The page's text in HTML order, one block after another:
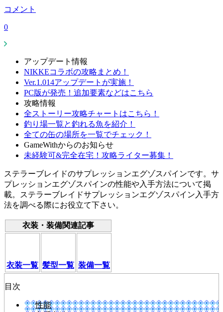
コメント
0
アップデート情報
NIKKEコラボの攻略まとめ！
Ver.1.014アップデートが実施！
PC版が発売！追加要素などはこちら
攻略情報
全ストーリー攻略チャートはこちら！
釣り場一覧と釣れる魚を紹介！
全ての缶の場所を一覧でチェック！
GameWithからのお知らせ
未経験可&完全在宅！攻略ライター募集！
ステラーブレイドのサプレッションエグゾスパインです。サ
プレッションエグゾスパインの性能や入手方法について掲
載。ステラーブレイドサプレッションエグゾスパイン入手方
法を調べる際にお役立て下さい。
衣装・装備関連記事
衣装一覧 髪型一覧 装備一覧
目次
性能